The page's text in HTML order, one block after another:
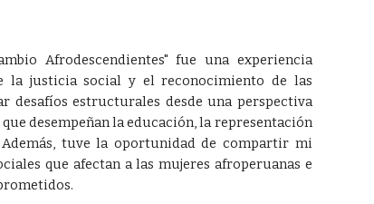
Afrodescendientes" fue una experiencia
la justicia social y el reconocimiento de las
desafíos estructurales desde una perspectiva
desempeñan la educación, la representación
tuve la oportunidad de compartir mi
que afectan a las mujeres afroperuanas e